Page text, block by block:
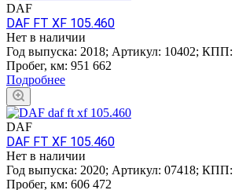
DAF
DAF FT XF 105.460
Нет в наличии
Год выпуска: 2018; Артикул: 10402; КПП:
Пробег, км: 951 662
Подробнее
DAF
DAF FT XF 105.460
Нет в наличии
Год выпуска: 2020; Артикул: 07418; КПП:
Пробег, км: 606 472